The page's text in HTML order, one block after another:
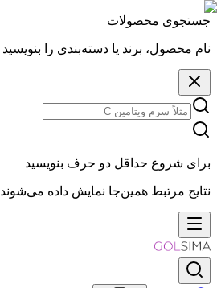
جستجوی محصولات
نام محصول، برند یا دسته‌بندی را بنویسید
برای شروع حداقل دو حرف بنویسید
نتایج مرتبط همین‌جا نمایش داده می‌شوند